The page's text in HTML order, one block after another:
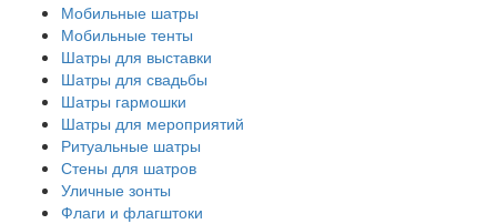
Мобильные шатры
Мобильные тенты
Шатры для выставки
Шатры для свадьбы
Шатры гармошки
Шатры для мероприятий
Ритуальные шатры
Стены для шатров
Уличные зонты
Флаги и флагштоки